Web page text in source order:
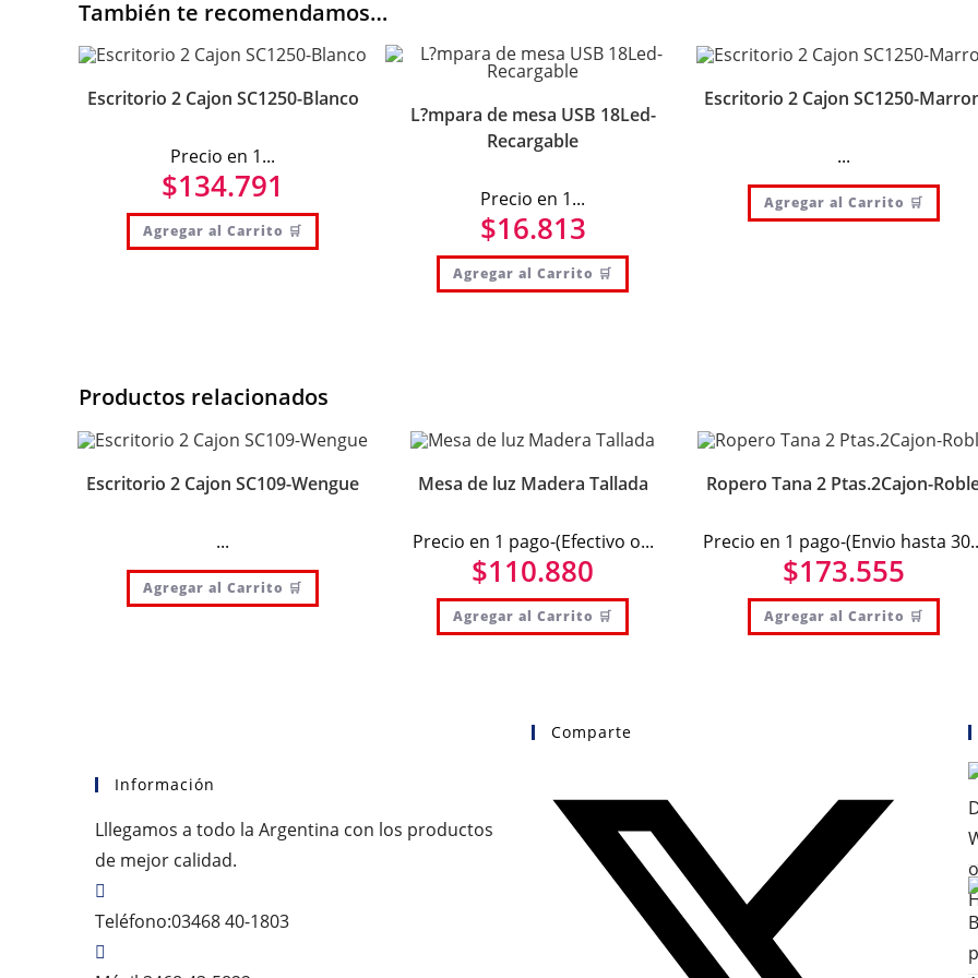
También te recomendamos…
Escritorio 2 Cajon SC1250-Blanco
Precio en 1...
$134.791
Agregar al Carrito 🛒
L?mpara de mesa USB 18Led-
Recargable
Precio en 1...
$16.813
Agregar al Carrito 🛒
Escritorio 2 Cajon SC1250-
...
Agregar al Carrito 🛒
Productos relacionados
Escritorio 2 Cajon SC109-Wengue
...
Agregar al Carrito 🛒
Mesa de luz Madera Tallada
Precio en 1 pago-(Efectivo o...
$110.880
Agregar al Carrito 🛒
Ropero Tana 2 Ptas.2Cajon-
Precio en 1 pago-(Envio hasta
$173.555
Agregar al Carrito 🛒
Información
Lllegamos a todo la Argentina con los productos
de mejor calidad.
Teléfono:03468 40-1803
Comparte